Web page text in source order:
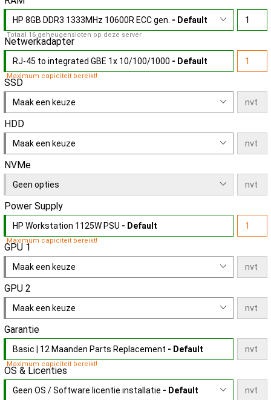
HP 8GB DDR3 1333MHz 10600R ECC gen. - Default
Totaal 16 geheugensloten op deze server
Netwerkadapter
RJ-45 to integrated GBE 1x 10/100/1000 - Default
Maximum capiciteit bereikt!
SSD
Maak een keuze
HDD
Maak een keuze
NVMe
Geen opties
Power Supply
HP Workstation 1125W PSU - Default
Maximum capiciteit bereikt!
GPU 1
Maak een keuze
GPU 2
Maak een keuze
Garantie
Basic | 12 Maanden Parts Replacement - Default
Maximum capiciteit bereikt!
OS & Licenties
Geen OS / Software licentie installatie - Default